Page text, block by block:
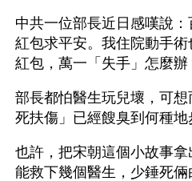
中共一位部長近日感嘆說
紅包求平安。我住院動手
紅包，萬一「失手」怎麼辦
部長都怕醫生玩兒壞，可
死扶傷」已經餿臭到何種地
也許，把宋朝這個小故事
能救下幾個醫生，少錘死倆